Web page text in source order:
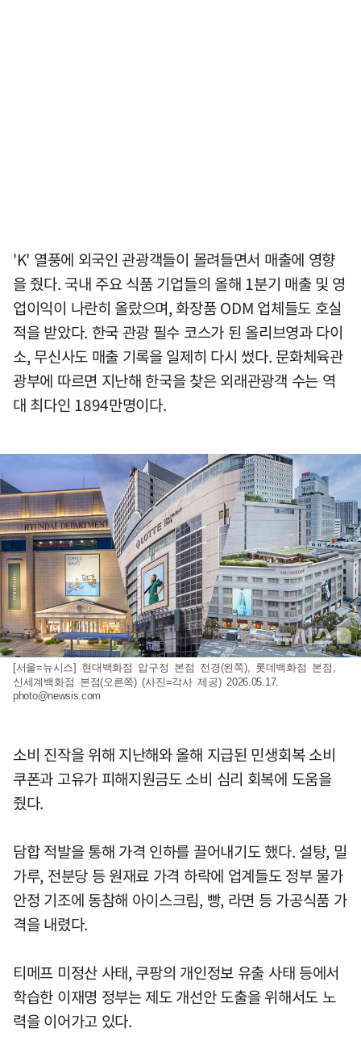
'K' 열풍에 외국인 관광객들이 몰려들면서 매출에 영향
을 줬다. 국내 주요 식품 기업들의 올해 1분기 매출 및 영
업이익이 나란히 올랐으며, 화장품 ODM 업체들도 호실
적을 받았다. 한국 관광 필수 코스가 된 올리브영과 다이
소, 무신사도 매출 기록을 일제히 다시 썼다. 문화체육관
광부에 따르면 지난해 한국을 찾은 외래관광객 수는 역
대 최다인 1894만명이다.
[서울=뉴시스] 현대백화점 압구정 본점 전경(왼쪽), 롯데백화점 본점,
신세계백화점 본점(오른쪽) (사진=각사 제공) 2026.05.17.
photo@newsis.com
소비 진작을 위해 지난해와 올해 지급된 민생회복 소비
쿠폰과 고유가 피해지원금도 소비 심리 회복에 도움을
줬다.
담합 적발을 통해 가격 인하를 끌어내기도 했다. 설탕, 밀
가루, 전분당 등 원재료 가격 하락에 업계들도 정부 물가
안정 기조에 동참해 아이스크림, 빵, 라면 등 가공식품 가
격을 내렸다.
티메프 미정산 사태, 쿠팡의 개인정보 유출 사태 등에서
학습한 이재명 정부는 제도 개선안 도출을 위해서도 노
력을 이어가고 있다.